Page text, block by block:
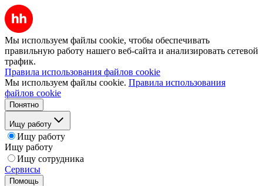
Мы используем файлы cookie, чтобы обеспечивать
правильную работу нашего веб-сайта и анализировать сетевой
трафик.
Правила использования файлов cookie
Мы используем файлы cookie. Правила использования
файлов cookie
Понятно
Ищу работу
Ищу работу
Ищу работу
Ищу сотрудника
Сервисы
Помощь